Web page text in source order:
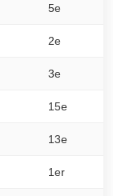
5e
2e
3e
15e
13e
1er